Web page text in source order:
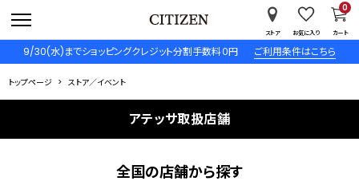
9/30(水)までショッピングクレジット分割手数料０円 ご利用条件はこちら
ストア お気に入り カート
0
トップページ ストア／イベント
アテッサ取扱店舗
全国の店舗から探す